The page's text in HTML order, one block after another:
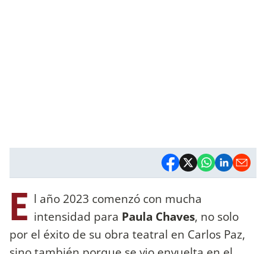
E l año 2023 comenzó con mucha
intensidad para Paula Chaves, no solo
por el éxito de su obra teatral en Carlos Paz,